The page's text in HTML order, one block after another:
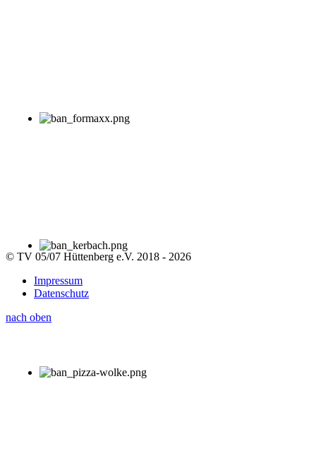
© TV 05/07 Hüttenberg e.V. 2018 - 2026
Impressum
Datenschutz
nach oben